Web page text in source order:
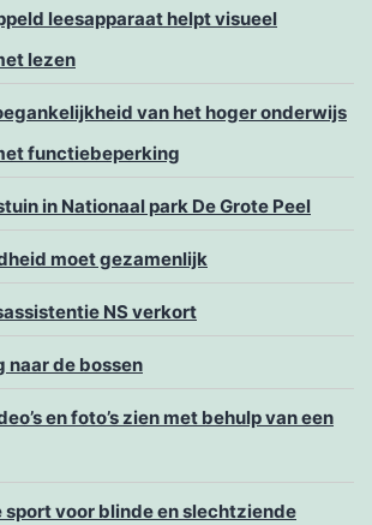
leesapparaat helpt visueel
lezen
van het hoger onderwijs
functiebeperking
in Nationaal park De Grote Peel
moet gezamenlijk
NS verkort
naar de bossen
en foto’s zien met behulp van een
sport voor blinde en slechtziende